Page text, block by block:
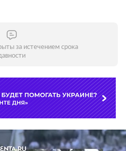
за истечением срока